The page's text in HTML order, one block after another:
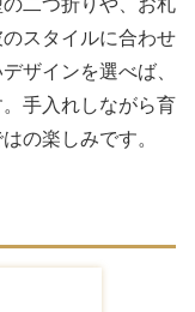
スタイルに合わせ
ザインを選べば、
手入れしながら育
の楽しみです。